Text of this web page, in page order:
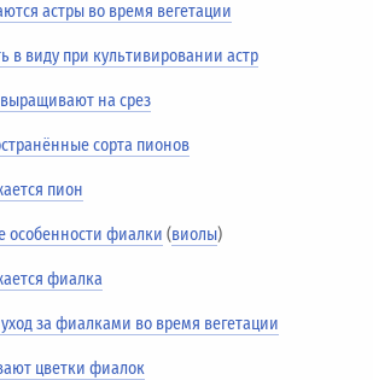
астры во время вегетации
в виду при культивировании астр
на срез
сорта пионов
пион
особенности фиалки (виолы)
фиалка
за фиалками во время вегетации
цветки фиалок